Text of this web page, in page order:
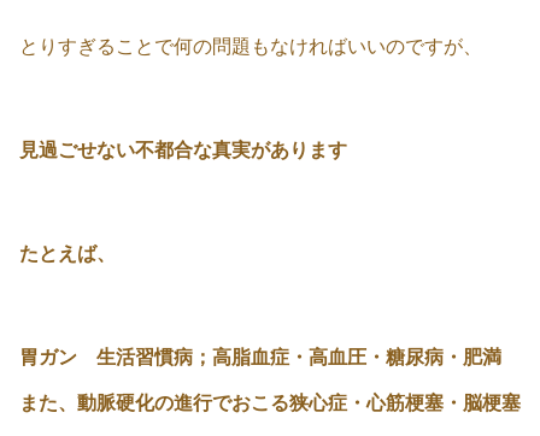
とりすぎることで何の問題もなければいいのですが、
見過ごせない不都合な真実があります
たとえば、
胃ガン 生活習慣病；高脂血症・高血圧・糖尿病・肥満
また、動脈硬化の進行でおこる狭心症・心筋梗塞・脳梗塞